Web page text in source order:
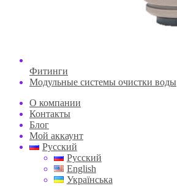
Фитинги
Модульные системы очистки воды
О компании
Контакты
Блог
Мой аккаунт
Русский
Русский
English
Українська